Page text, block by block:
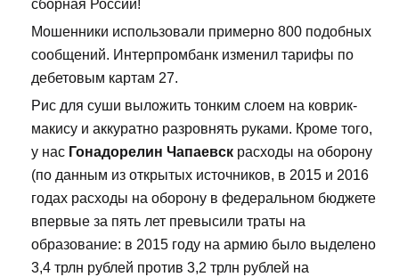
сборная России!
Мошенники использовали примерно 800 подобных
сообщений. Интерпромбанк изменил тарифы по
дебетовым картам 27.
Рис для суши выложить тонким слоем на коврик-
макису и аккуратно разровнять руками. Кроме того,
у нас Гонадорелин Чапаевск расходы на оборону
(по данным из открытых источников, в 2015 и 2016
годах расходы на оборону в федеральном бюджете
впервые за пять лет превысили траты на
образование: в 2015 году на армию было выделено
3,4 трлн рублей против 3,2 трлн рублей на